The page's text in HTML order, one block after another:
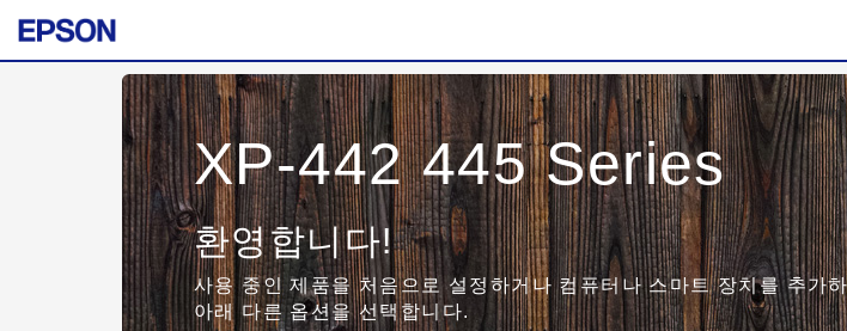
XP-442 445 Series
환영합니다!
사용 중인 제품을 처음으로 설정하거나 컴퓨터나 스마트 장치를 추가
아래 다른 옵션을 선택합니다.